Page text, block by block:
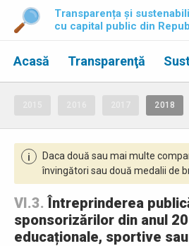
Transparența și
cu capital public din
Acasă Transparenţă
2018
i
Daca două sau mai multe
învingători sau două medalii de
VI.3.Întreprinderea
sponsorizărilor din anul
educaționale, sportive